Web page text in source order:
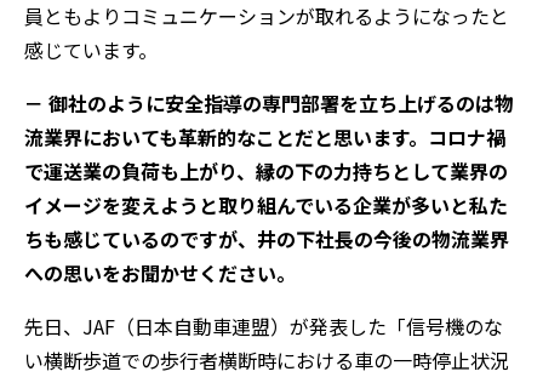
員ともよりコミュニケーションが取れるようになったと
感じています。
－ 御社のように安全指導の専門部署を立ち上げるのは物
流業界においても革新的なことだと思います。コロナ禍
で運送業の負荷も上がり、縁の下の力持ちとして業界の
イメージを変えようと取り組んでいる企業が多いと私た
ちも感じているのですが、井の下社長の今後の物流業界
への思いをお聞かせください。
先日、JAF（日本自動車連盟）が発表した「信号機のな
い横断歩道での歩行者横断時における車の一時停止状況